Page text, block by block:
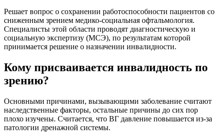
Решает вопрос о сохранении работоспособности пациентов со
сниженным зрением медико-социальная офтальмология.
Специалисты этой области проводят диагностическую и
социальную экспертизу (МСЭ), по результатам которой
принимается решение о назначении инвалидности.
Кому присваивается инвалидность по
зрению?
Основными причинами, вызывающими заболевание считают
наследственные факторы, остальные причины до сих пор
плохо изучены. Считается, что ВГ давление повышается из-за
патологии дренажной системы.